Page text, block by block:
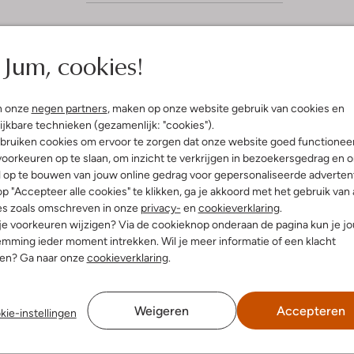
Jum, cookies!
onze negen partners, maken op onze website gebruik van cookies en
technieken (gezamenlijk: "cookies").
cookies om ervoor te zorgen dat onze website goed
op te slaan, om inzicht te verkrijgen in bezoekersgedrag en
op te bouwen van jouw online gedrag voor gepersonaliseerde
"Accepteer alle cookies" te klikken, ga je akkoord met het gebruik van
zoals omschreven in onze privacy- en cookieverklaring.
voorkeuren wijzigen? Via de cookieknop onderaan de pagina kun je
ieder moment intrekken. Wil je meer informatie of een klacht
Ga naar onzecookieverklaring.
instellingen Weigeren Accepteren
(5)
valt normaal en is
dat het een grof model is
licht van gewicht. Ze zijn